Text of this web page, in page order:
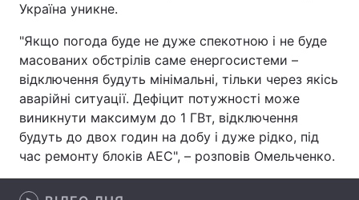
Здоров'я
Цікавинки Погода
Екологія Регіони
Лонгріди
Україна уникне.
"Якщо погода буде не дуже спекотною і не буде
масованих обстрілів саме енергосистеми –
відключення будуть мінімальні, тільки через якісь
аварійні ситуації. Дефіцит потужності може
виникнути максимум до 1 ГВт, відключення
будуть до двох годин на добу і дуже рідко, під
час ремонту блоків АЕС", – розповів Омельченко.